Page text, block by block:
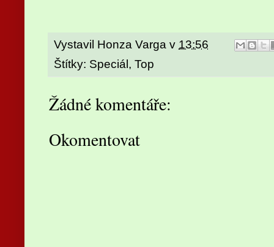
Vystavil Honza Varga v 13:56
Štítky: Speciál , Top
Žádné komentáře:
Okomentovat